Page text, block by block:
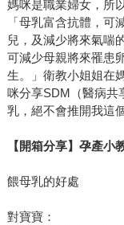
媽咪是職業婦女，所
「母乳富含抗體，
兒，及減少將來氣喘
可減少母親將來罹患
生。」衛教小姐姐在
咪分享SDM（醫病共
乳，絕不會推開我這
【開箱分享】孕產小
餵母乳的好處
對寶寶：